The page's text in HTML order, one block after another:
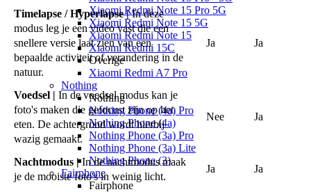
Xiaomi Redmi Note 15 Pro 5G
Xiaomi Redmi Note 15 5G
Xiaomi Redmi Note 15
Xiaomi Redmi 15C
Overige
Xiaomi Redmi A7 Pro
Nothing
Nothing
Nothing Phone (4a) Pro
Nothing Phone (4a)
Nothing Phone (3a) Pro
Nothing Phone (3a) Lite
Nothing Phone (3)
Fairphone
Fairphone
Timelapse / Hyperlapse |In deze
modus leg je een video vast die een
snellere versie laat zien van een
bepaalde activiteit of verandering in de
natuur.
Ja Ja
Voedsel | In de voedsel modus kan je
foto's maken die gefocust zijn op het
eten. De achtergrond wordt hierbij
wazig gemaakt.
Nee Ja
Nachtmodus |In de nachtmodus maak
je de mooiste foto's in weinig licht.
Ja Ja